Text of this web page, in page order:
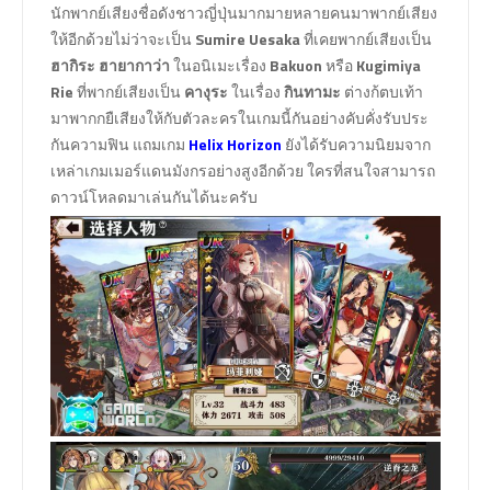
นักพากย์เสียงชื่อดังชาวญี่ปุ่นมากมายหลายคนมาพากย์เสียง
ให้อีกด้วยไม่ว่าจะเป็น Sumire Uesakaที่เคยพากย์เสียงเป็น
ฮากิระ ฮายากาว่าในอนิเมะเรื่อง BakuonหรือKugimiya
Rieที่พากย์เสียงเป็น คางุระในเรื่องกินทามะ ต่างก้ตบเท้า
มาพากกยืเสียงให้กับตัวละครในเกมนี้กันอย่างคับคั่งรับประ
กันความฟิน แถมเกม Helix Horizon ยังได้รับความนิยมจาก
เหล่าเกมเมอร์แดนมังกรอย่างสูงอีกด้วย ใครที่สนใจสามารถ
ดาวน์โหลดมาเล่นกันได้นะครับ